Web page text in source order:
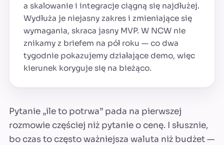
a skalowanie i integracje ciągną się najdłużej.
Wydłuża je niejasny zakres i zmieniające się
wymagania, skraca jasny MVP. W NCW nie
znikamy z briefem na pół roku — co dwa
tygodnie pokazujemy działające demo, więc
kierunek koryguje się na bieżąco.
Pytanie „ile to potrwa” pada na pierwszej
rozmowie częściej niż pytanie o cenę. I słusznie,
bo czas to często ważniejsza waluta niż budżet —